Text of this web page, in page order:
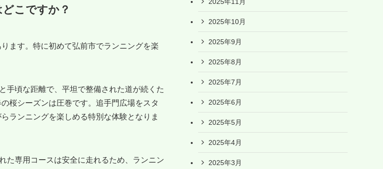
こですか？
ます。特に初めて弘前市でランニングを楽
手頃な距離で、平坦で整備された道が続くた
桜シーズンは圧巻です。追手門広場をスタ
ランニングを楽しめる特別な体験となりま
た専用コースは安全に走れるため、ランニン
2025年10月
2025年9月
2025年8月
2025年7月
2025年6月
2025年5月
2025年4月
2025年3月